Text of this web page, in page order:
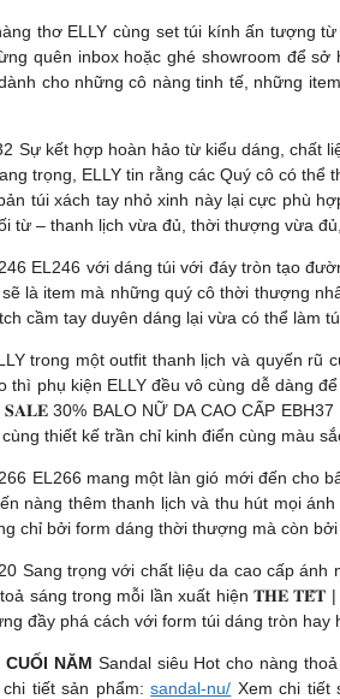
thơ ELLY cùng set túi kính ấn tượng
quên inbox hoặc ghé showroom để
cho những cô nàng tinh tế, những
Sự kết hợp hoàn hảo từ kiểu dáng, chất
trọng, ELLY tin rằng các Quý cô có
túi xách tay nhỏ xinh này lại cực phù
từ – thanh lịch vừa đủ, thời thượng vừa
EL246 với dáng túi với đáy tròn tạo
là item mà những quý cô thời thượng
cầm tay duyên dáng lại vừa có thể làm
trong một outfit thanh lịch và quyến rũ
thì phụ kiện ELLY đều vô cùng dễ dàng
30% BALO NỮ DA CAO CẤP
thiết kế trần chỉ kinh điển cùng màu
EL266 mang một làn gió mới đến cho
nàng thêm thanh lịch và thu hút mọi
chỉ bởi form dáng thời thượng mà còn
Sang trọng với chất liệu da cao cấp
sáng trong mỗi lần xuất hiện 𝐓𝐇𝐄 𝐓𝐄̂́𝐓
đầy phá cách với form túi dáng tròn
NĂM Sandal siêu Hot cho nàng
tiết sản phẩm:sandal-nu/ Xem chi tiết